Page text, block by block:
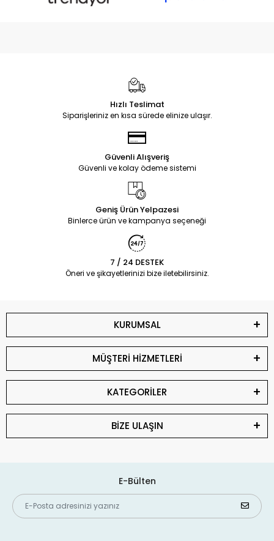
Hızlı Teslimat
Siparişleriniz en kısa sürede elinize ulaşır.
Güvenli Alışveriş
Güvenli ve kolay ödeme sistemi
Geniş Ürün Yelpazesi
Binlerce ürün ve kampanya seçeneği
7 / 24 DESTEK
Öneri ve şikayetlerinizi bize iletebilirsiniz.
KURUMSAL
MÜŞTERİ HİZMETLERİ
KATEGORİLER
BİZE ULAŞIN
E-Bülten